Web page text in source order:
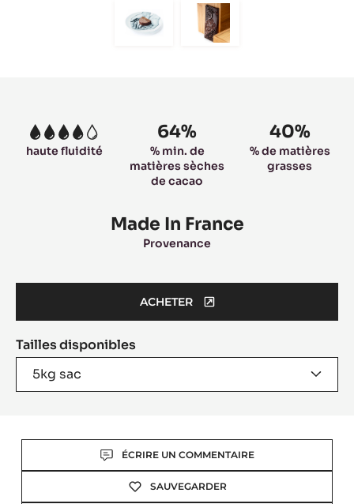
4
haute fluidité
64%
% min. de
matières sèches
de cacao
40%
% de matières
grasses
Made In France
Provenance
ACHETER
(OPENS
MODAL
Tailles disponibles
5kg sac
slide
Move
Move
to
ÉCRIRE UN COMMENTAIRE
SAUVEGARDER